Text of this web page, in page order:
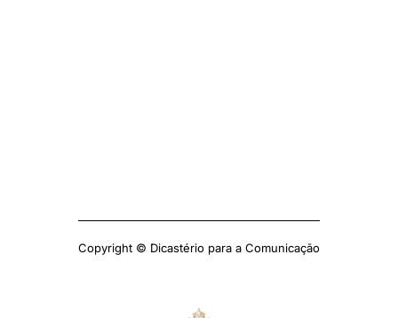
Copyright © Dicastério para a Comunicação